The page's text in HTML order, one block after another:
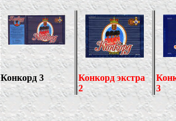
Конкорд 3
Конкорд экстра
2
3